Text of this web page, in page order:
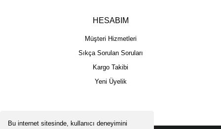
Bu internet sitesinde, kullanıcı deneyimini
HESABIM
Müşteri Hizmetleri
Sıkça Sorulan Soruları
Kargo Takibi
Yeni Üyelik